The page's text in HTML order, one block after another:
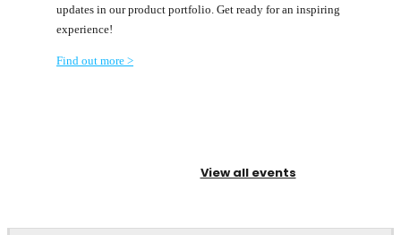
updates in our product portfolio. Get ready for an inspiring
experience!
Find out more >
View all events